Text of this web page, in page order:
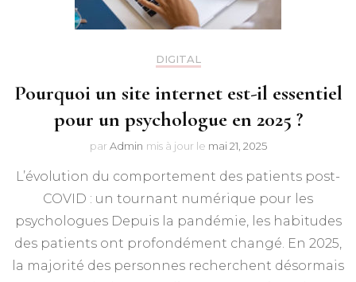
DIGITAL
Pourquoi un site internet est-il essentiel
pour un psychologue en 2025 ?
par Admin mis à jour le mai 21, 2025
L’évolution du comportement des patients post-
COVID : un tournant numérique pour les
psychologues Depuis la pandémie, les habitudes
des patients ont profondément changé. En 2025,
la majorité des personnes recherchent désormais